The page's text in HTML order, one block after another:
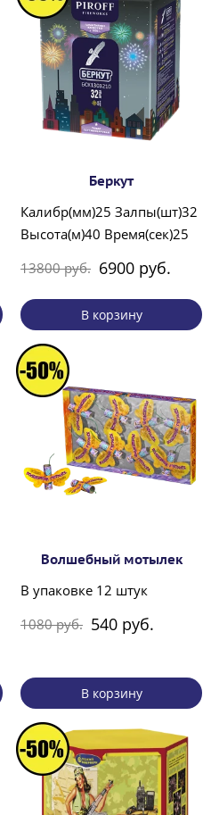
Беркут
Калибр(мм)25 Залпы(шт)32
Высота(м)40 Время(сек)25
13800 руб. 6900 руб.
В корзину
Волшебный мотылек
В упаковке 12 штук
1080 руб. 540 руб.
В корзину